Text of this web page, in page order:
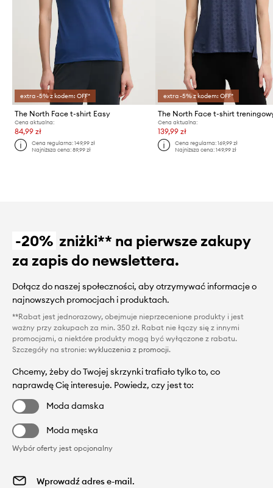
extra -5% z kodem: OFF*
The North Face t-shirt Easy
Cena aktualna:
84,99 zł
Cena regularna:149,99 zł
Najniższa cena:89,99 zł
extra -5% z kodem: OFF*
Cena aktualna:
139,99 zł
Cena regularna: 169,99 zł
Najniższa cena: 149,99 zł
-20% zniżki** na pierwsze zakupy
za zapis do newslettera.
Dołącz do naszej społeczności, aby otrzymywać informacje o
najnowszych promocjach i produktach.
**Rabat jest jednorazowy, obejmuje nieprzecenione produkty i jest
ważny przy zakupach za min. 350 zł. Rabat nie łączy się z innymi
promocjami, a niektóre produkty mogą być wyłączone z rabatu.
Szczegóły na stronie: wykluczenia z promocji.
Chcemy, żeby do Twojej skrzynki trafiało tylko to, co
naprawdę Cię interesuje. Powiedz, czy jest to:
Moda damska
Moda męska
Wybór oferty jest opcjonalny